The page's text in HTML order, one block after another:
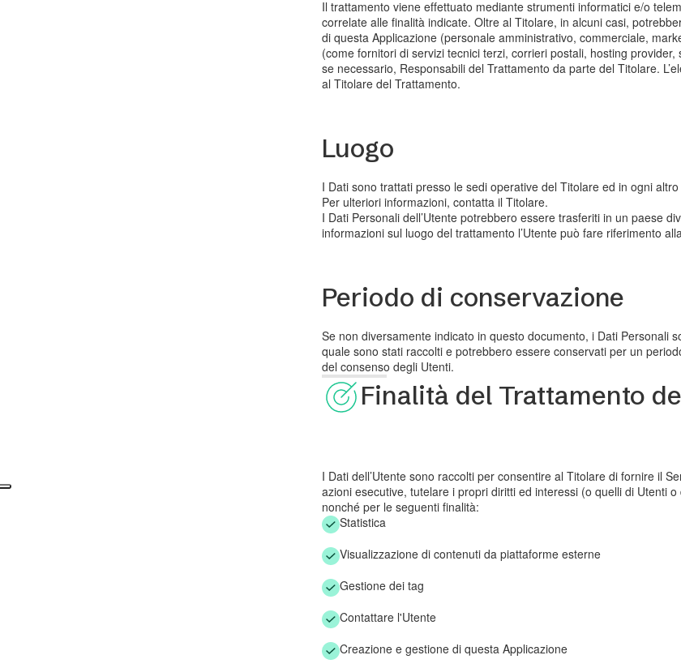
Il trattamento viene effettuato mediante strumenti informatici e/o
correlate alle finalità indicate. Oltre al Titolare, in alcuni casi,
di questa Applicazione (personale amministrativo, commerciale,
(come fornitori di servizi tecnici terzi, corrieri postali, hosting
se necessario, Responsabili del Trattamento da parte del Titolare.
al Titolare del Trattamento.
Luogo
I Dati sono trattati presso le sedi operative del Titolare ed in ogni
Per ulteriori informazioni, contatta il Titolare.
I Dati Personali dell’Utente potrebbero essere trasferiti in un paese
informazioni sul luogo del trattamento l’Utente può fare riferimento
Periodo di conservazione
Se non diversamente indicato in questo documento, i Dati Personali
quale sono stati raccolti e potrebbero essere conservati per un
del consenso degli Utenti.
Finalità del Trattamento
I Dati dell’Utente sono raccolti per consentire al Titolare di fornire il
azioni esecutive, tutelare i propri diritti ed interessi (o quelli di Utenti
nonché per le seguenti finalità:
Statistica
Visualizzazione di contenuti da piattaforme esterne
Gestione dei tag
Contattare l'Utente
Creazione e gestione di questa Applicazione